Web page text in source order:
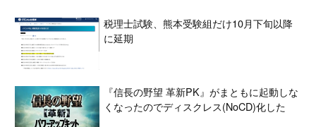
税理士試験、熊本受験組だけ10月下旬以降
に延期
『信長の野望 革新PK』がまともに起動しな
くなったのでディスクレス(NoCD)化した